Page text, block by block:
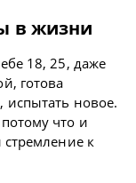
в жизни
18, 25, даже
готова
испытать новое.
что и
стремление к